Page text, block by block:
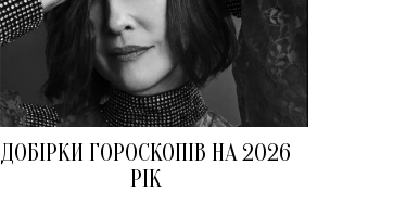
ДОБІРКИ ГОРОСКОПІВ НА 2026
РІК